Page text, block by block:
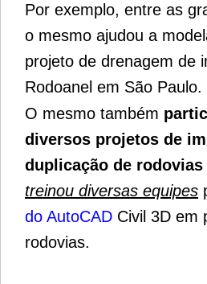
Por exemplo, entre as
o mesmo ajudou a
projeto de drenagem de
Rodoanel em São Paulo.
O mesmo também
diversos projetos de
duplicação de
treinou diversas equipes
do AutoCAD Civil 3D em
rodovias.